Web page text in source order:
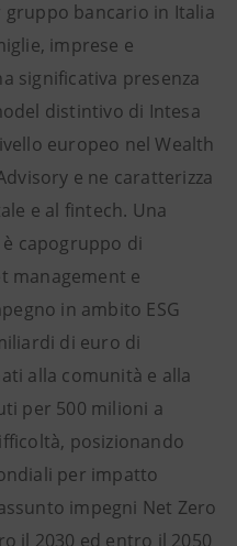
gruppo bancario in Italia
imprese e
significativa presenza
distintivo di Intesa
europeo nel Wealth
e ne caratterizza
e al fintech. Una
capogruppo di
management e
in ambito ESG
di euro di
alla comunità e alla
per 500 milioni a
posizionando
per impatto
impegni Net Zero
il 2030 ed entro il 2050